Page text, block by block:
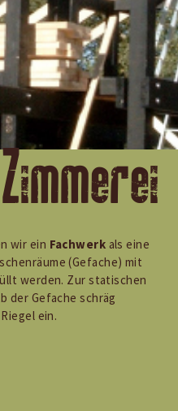
Zimmerei
wir ein Fachwerk als eine
(Gefache) mit
werden. Zur statischen
der Gefache schräg
ein.